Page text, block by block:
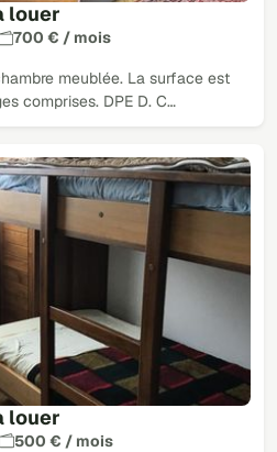
louer
700 € / mois
meublée. La surface est
comprises. DPE D. C…
louer
500 € / mois